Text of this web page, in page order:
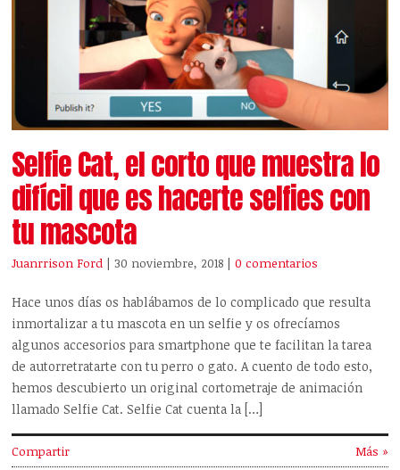
Selfie Cat, el corto que muestra lo
difícil que es hacerte selfies con
tu mascota
Juanrrison Ford | 30 noviembre, 2018 |0 comentarios
Hace unos días os hablábamos de lo complicado que resulta
inmortalizar a tu mascota en un selfie y os ofrecíamos
algunos accesorios para smartphone que te facilitan la tarea
de autorretratarte con tu perro o gato. A cuento de todo esto,
hemos descubierto un original cortometraje de animación
llamado Selfie Cat. Selfie Cat cuenta la […]
Compartir Más »